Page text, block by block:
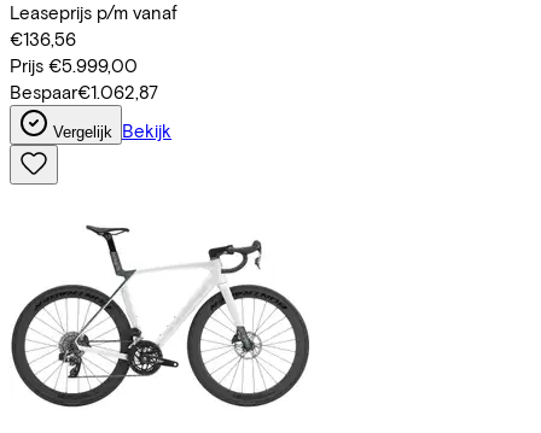
Leaseprijs p/m vanaf
€136,56
Prijs €5.999,00
Bespaar€1.062,87
Vergelijk Bekijk